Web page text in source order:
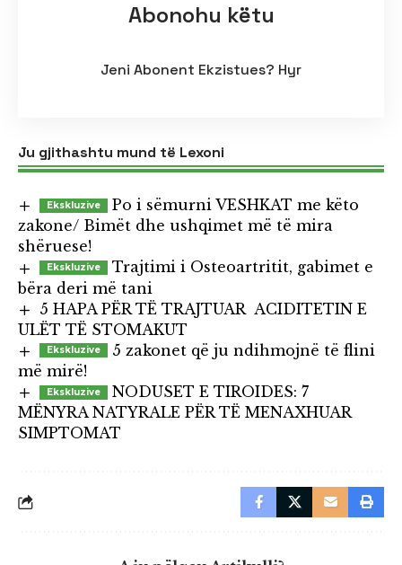
Abonohu këtu
Jeni Abonent Ekzistues? Hyr
Ju gjithashtu mund të Lexoni
Po i sëmurni VESHKAT me këto
zakone/ Bimët dhe ushqimet më të mira
shëruese!
Trajtimi i Osteoartritit, gabimet e
bëra deri më tani
5 HAPA PËR TË TRAJTUAR ACIDITETIN E
ULËT TË STOMAKUT
5 zakonet që ju ndihmojnë të flini
më mirë!
NODUSET E TIROIDES: 7
MËNYRA NATYRALE PËR TË MENAXHUAR
SIMPTOMAT